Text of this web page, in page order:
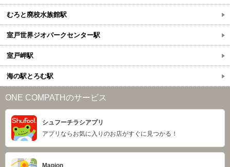
むろと廃校水族館駅
室戸世界ジオパークセンター駅
室戸岬駅
海の駅とろむ駅
ONE COMPATHのサービス
シュフーチラシアプリ
アプリならお気に入りのお店がすぐに見つかる！
Mapion